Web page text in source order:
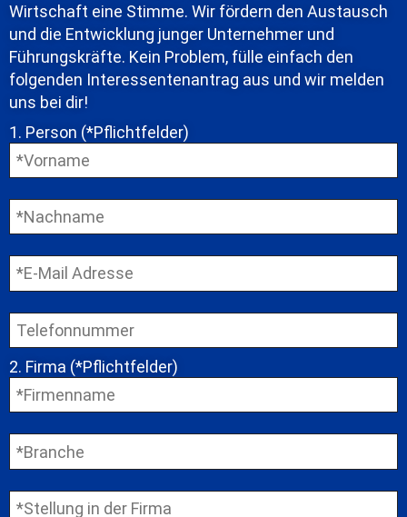
Wirtschaft eine Stimme. Wir fördern den Austausch
und die Entwicklung junger Unternehmer und
Führungskräfte. Kein Problem, fülle einfach den
folgenden Interessentenantrag aus und wir melden
uns bei dir!
1. Person (*Pflichtfelder)
2. Firma (*Pflichtfelder)